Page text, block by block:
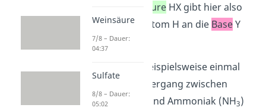
Säure HX gibt hier also
ihr Wasserstoffatom H an die BaseY
Sehen wir uns beispielsweise einmal
den Protonenübergang zwischen
Salzsäure (HCl) und Ammoniak (NH3)
Weinsäure
7/8 – Dauer:
04:37
Sulfate
8/8 – Dauer:
05:02